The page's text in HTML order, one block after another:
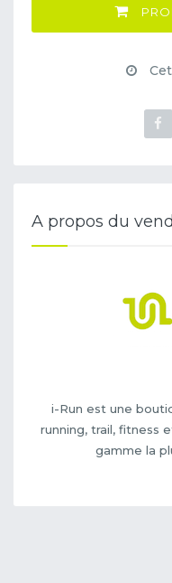
A propos du
i-Run est une
running, trail, fitness
gamme la